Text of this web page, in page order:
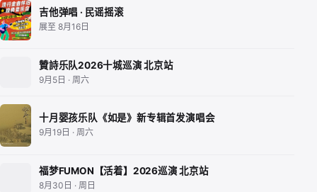
吉他弹唱 · 民谣摇滚
展至 8月16日
贊詩乐队2026十城巡演 北京站
9月5日 · 周六
十月婴孩乐队《如是》新专辑首发演唱会
9月19日 · 周六
福梦FUMON【活着】2026巡演 北京站
8月30日 · 周日